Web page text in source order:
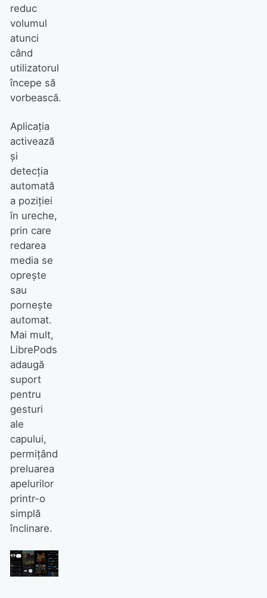
reduc
volumul
atunci
când
utilizatorul
începe să
vorbească.
Aplicația
activează
și
detecția
automată
a poziției
în ureche,
prin care
redarea
media se
oprește
sau
pornește
automat.
Mai mult,
LibrePods
adaugă
suport
pentru
gesturi
ale
capului,
permițând
preluarea
apelurilor
printr-o
simplă
înclinare.